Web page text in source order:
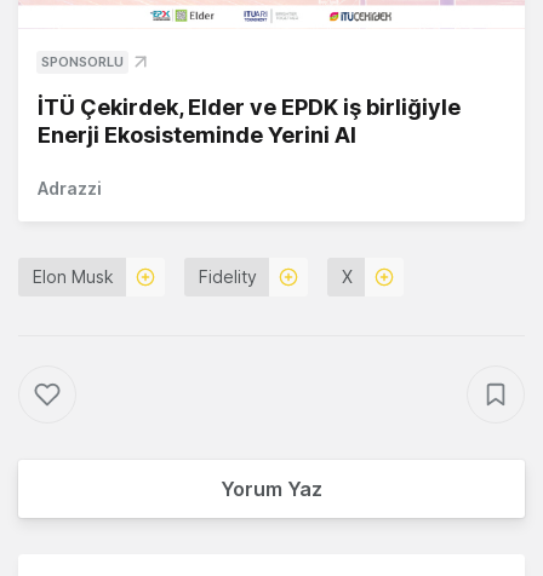
SPONSORLU
İTÜ Çekirdek, Elder ve EPDK iş birliğiyle
Enerji Ekosisteminde Yerini Al
Adrazzi
Elon Musk Fidelity X
Yorum Yaz